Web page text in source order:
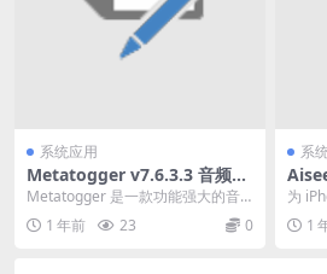
系统应用
Metatogger v7.6.3.3 音频标
签编辑器便携版
Metatogger 是一款功能强大的音
频文件标签编辑器，适用于 Windo
ws...1 年前 23 0
系
(手
解版
为
私。
对锁
1